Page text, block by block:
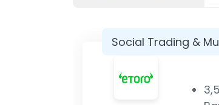
Social Trading &